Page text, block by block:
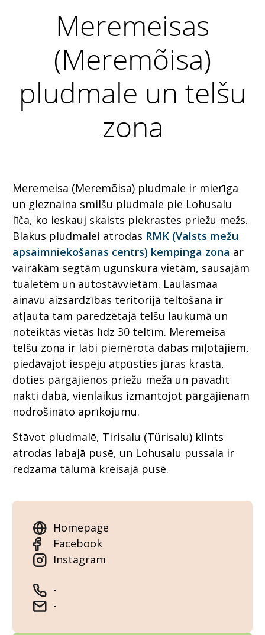
Meremeisas
(Meremõisa)
pludmale un telšu
zona
Meremeisa (Meremõisa) pludmale ir mierīga
un gleznaina smilšu pludmale pie Lohusalu
līča, ko ieskauj skaists piekrastes priežu mežs.
Blakus pludmalei atrodas RMK (Valsts mežu
apsaimniekošanas centrs) kempinga zona ar
vairākām segtām ugunskura vietām, sausajām
tualetēm un autostāvvietām. Laulasmaa
ainavu aizsardzības teritorijā teltošana ir
atļauta tam paredzētajā telšu laukumā un
noteiktās vietās līdz 30 teltīm. Meremeisa
telšu zona ir labi piemērota dabas mīļotājiem,
piedāvājot iespēju atpūsties jūras krastā,
doties pārgājienos priežu mežā un pavadīt
nakti dabā, vienlaikus izmantojot pārgājienam
nodrošināto aprīkojumu.
Stāvot pludmalē, Tirisalu (Türisalu) klints
atrodas labajā pusē, un Lohusalu pussala ir
redzama tālumā kreisajā pusē.
Homepage
Facebook
Instagram
-
-